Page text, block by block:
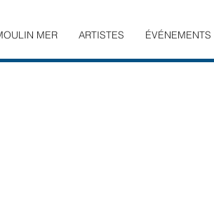
MER ARTISTES ÉVÉNEMENTS